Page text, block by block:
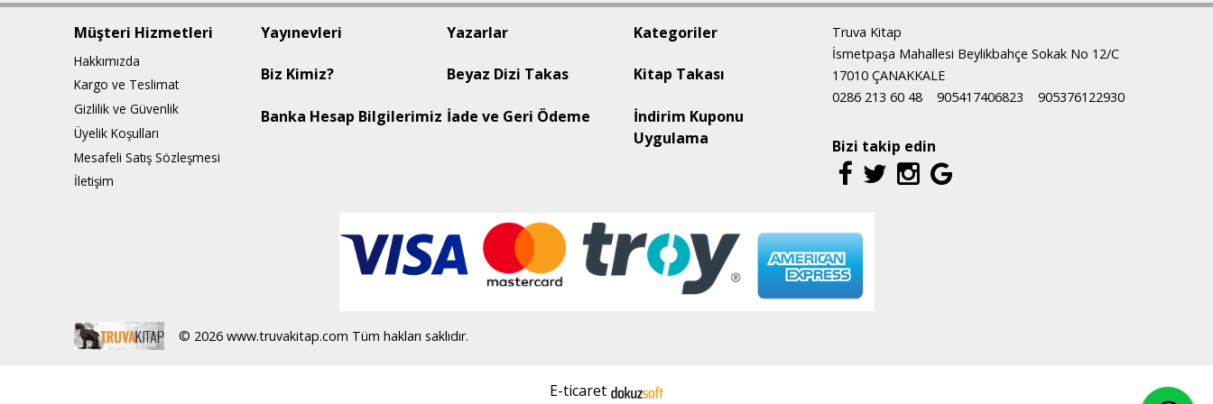
Müşteri Hizmetleri
Hakkımızda
Kargo ve Teslimat
Gizlilik ve Güvenlik
Üyelik Koşulları
Mesafeli Satış Sözleşmesi
İletişim
Yayınevleri Yazarlar Kategoriler
Biz Kimiz? Beyaz Dizi Takas Kitap Takası
Banka Hesap Bilgilerimiz İade ve Geri Ödeme
İndirim Kuponu
Uygulama
Truva Kitap
İsmetpaşa Mahallesi Beylikbahçe Sokak No 12/C
17010 ÇANAKKALE
0286 213 60 48
905417406823 905376122930
Bizi takip edin
© 2026 www.truvakitap.com Tüm hakları saklıdır.
E-ticaret